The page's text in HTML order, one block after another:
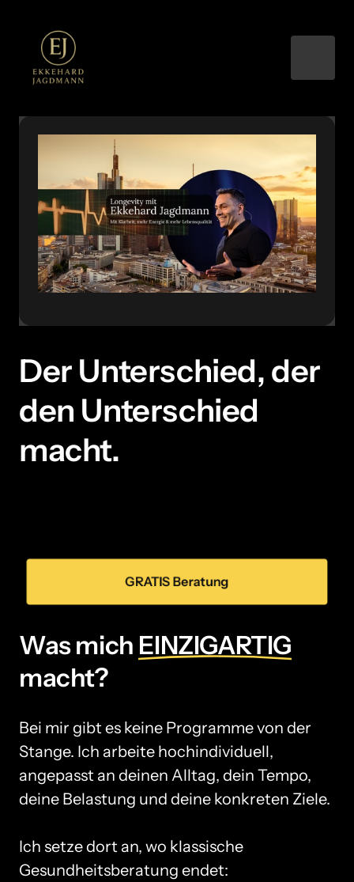
Der Unterschied,
den
macht.
GRATIS Beratung
Was mich EINZIGARTIG
Bei mir gibt es keine Programme von der
Stange. Ich arbeite hochindividuell,
angepasst an deinen Alltag, dein Tempo,
deine Belastung und deine konkreten Ziele.
Ich setze dort an, wo klassische
Gesundheitsberatung endet: